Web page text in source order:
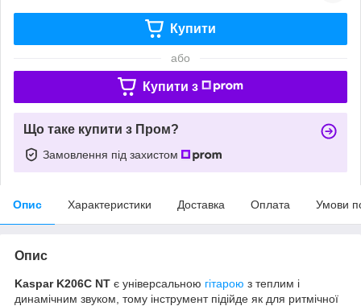
Купити
або
Купити з
Що таке купити з Пром?
Замовлення під захистом
Опис Характеристики Доставка Оплата Умови
Опис
Kaspar K206C NT є універсальною гітарою з теплим і
динамічним звуком, тому інструмент підійде як для ритмічної